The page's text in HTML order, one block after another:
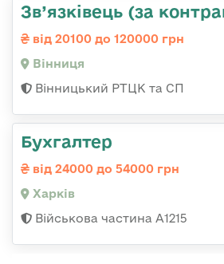
Зв’язківець (за
від 20100 до 120000 грн
Вінниця
Вінницький РТЦК та СП
Бухгалтер
від 24000 до 54000 грн
Харків
Військова частина А1215